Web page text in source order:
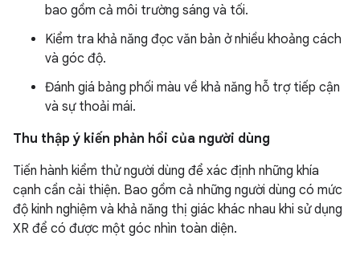
bao gồm cả môi trường sáng và tối.
Kiểm tra khả năng đọc văn bản ở nhiều khoảng cách
và góc độ.
Đánh giá bảng phối màu về khả năng hỗ trợ tiếp cận
và sự thoải mái.
Thu thập ý kiến phản hồi của người dùng
Tiến hành kiểm thử người dùng để xác định những khía
cạnh cần cải thiện. Bao gồm cả những người dùng có mức
độ kinh nghiệm và khả năng thị giác khác nhau khi sử dụng
XR để có được một góc nhìn toàn diện.